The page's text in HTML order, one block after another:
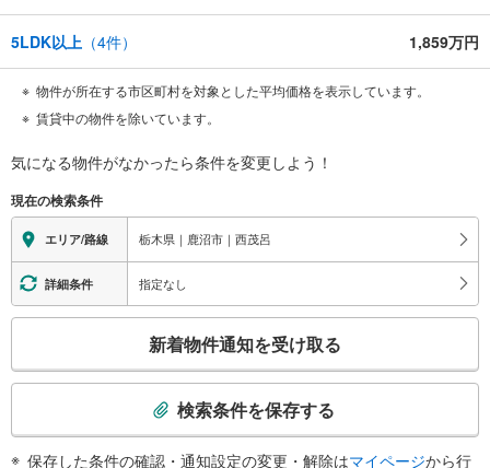
5LDK以上 （4件） 1,859万円
物件が所在する市区町村を対象とした平均価格を表示しています。
賃貸中の物件を除いています。
気になる物件がなかったら条件を変更しよう！
現在の検索条件
エリア/路線 栃木県｜鹿沼市｜西茂呂
詳細条件 指定なし
検
新着物件通知を受け取る
検索条件を保存する
保存した条件の確認・通知設定の変更・解除はマイページから行